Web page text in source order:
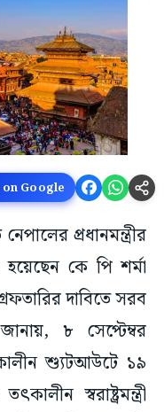
Google
প্রধানমন্ত্রীর
কে পি শর্মা
দাবিতে সরব
৮ সেপ্টেম্বর
শ্যুটআউটে ১৯
স্বরাষ্ট্রমন্ত্রী